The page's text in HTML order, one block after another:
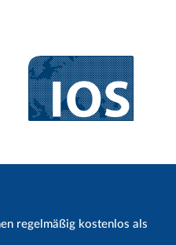
regelmäßig kostenlos als